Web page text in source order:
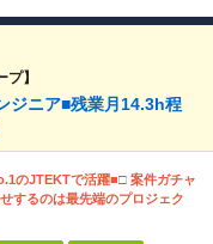
】
ジニア■残業月14.3h程
のJTEKTで活躍■□ 案件ガチャ
するのは最先端のプロジェク